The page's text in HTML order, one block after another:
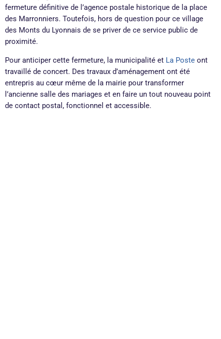
fermeture définitive de l’agence postale historique de la place
des Marronniers. Toutefois, hors de question pour ce village
des Monts du Lyonnais de se priver de ce service public de
proximité.
Pour anticiper cette fermeture, la municipalité et La Poste ont
travaillé de concert. Des travaux d’aménagement ont été
entrepris au cœur même de la mairie pour transformer
l’ancienne salle des mariages et en faire un tout nouveau point
de contact postal, fonctionnel et accessible.